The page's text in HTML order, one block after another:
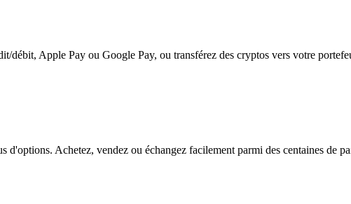
débit, Apple Pay ou Google Pay, ou transférez des cryptos vers votre
Achetez, vendez ou échangez facilement parmi des centaines de